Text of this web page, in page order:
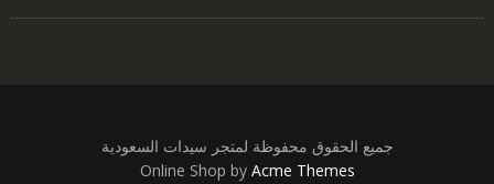
جميع الحقوق محفوظة لمتجر سيدات السعودية
Online Shop by Acme Themes